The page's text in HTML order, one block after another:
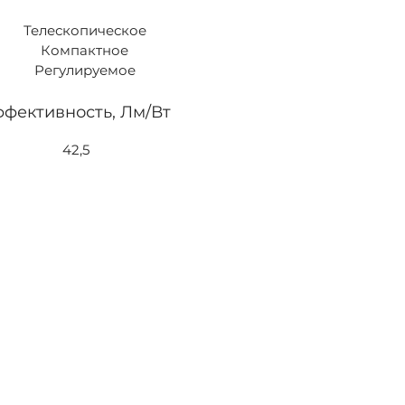
Телескопическое
Компактное
Регулируемое
Лм/Вт
42,5